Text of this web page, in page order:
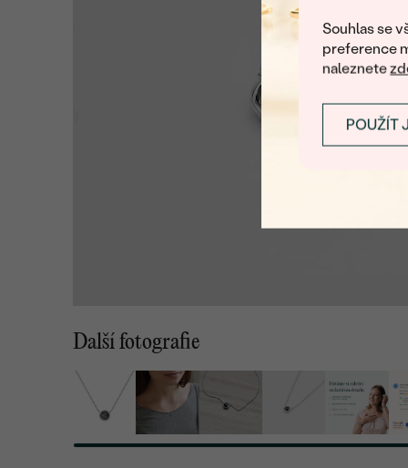
Souhlas se
preference
naleznete
POUŽÍT
Další fotografie